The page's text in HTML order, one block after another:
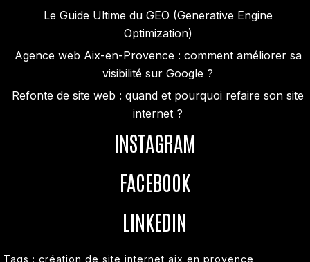
Le Guide Ultime du GEO (Generative Engine
Optimization)
Agence web Aix-en-Provence : comment améliorer sa
visibilité sur Google ?
Refonte de site web : quand et pourquoi refaire son site
internet ?
INSTAGRAM
FACEBOOK
LINKEDIN
Tags : création de site internet aix en provence